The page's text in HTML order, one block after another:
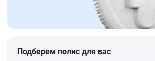
Подберем полис для вас